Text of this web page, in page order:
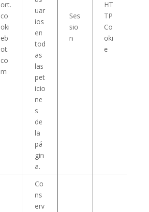
ort.
co
oki
eb
ot.
co
m
uar
ios
en
tod
as
las
pet
icio
ne
s
de
la
pá
gin
a.
Ses
sio
n
HT
TP
Co
oki
e
Co
ns
erv